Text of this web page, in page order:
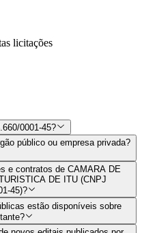
licitações
0001-45?
público ou empresa privada?
e contratos de CAMARA DE
DE ITU (CNPJ
45)?
estão disponíveis sobre